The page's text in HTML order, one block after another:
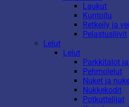
Laukut
Kuntoilu
Retkeily ja
Pelastusliivit
Lelut
Lelut
Parkkitalot
Pehmolelut
Nuket ja
Nukkekodit
Potkuttelijat